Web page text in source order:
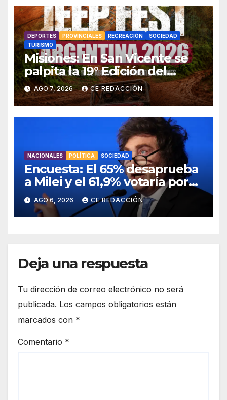
DEPORTES PROVINCIALES RECREACIÓN
SOCIEDAD
TURISMO
Misiones: En San Vicente se
palpita la 19° Edición del
«Jeep Fest» – Cronograma –
detalles
AGO 7, 2026 CE REDACCIÓN
NACIONALES POLÍTICA SOCIEDAD
Encuesta: El 65% desaprueba
a Milei y el 61,9% votaría por
un cambio el año que viene
AGO 6, 2026 CE REDACCIÓN
Deja una respuesta
Tu dirección de correo electrónico no será
publicada. Los campos obligatorios están
marcados con *
Comentario *